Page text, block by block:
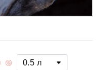
0.5 л